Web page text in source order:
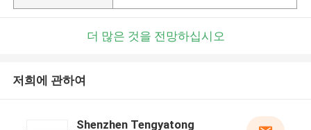
더 많은 것을 전망하십시오
저희에 관하여
Shenzhen Tengyatong